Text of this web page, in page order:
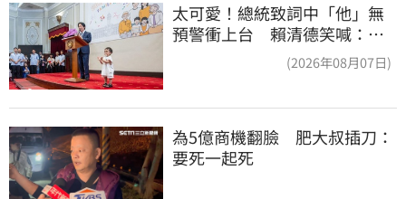
太可愛！總統致詞中「他」無
預警衝上台 賴清德笑喊：卸
(2026年08月07日)
為5億商機翻臉　肥大叔插刀：
要死一起死